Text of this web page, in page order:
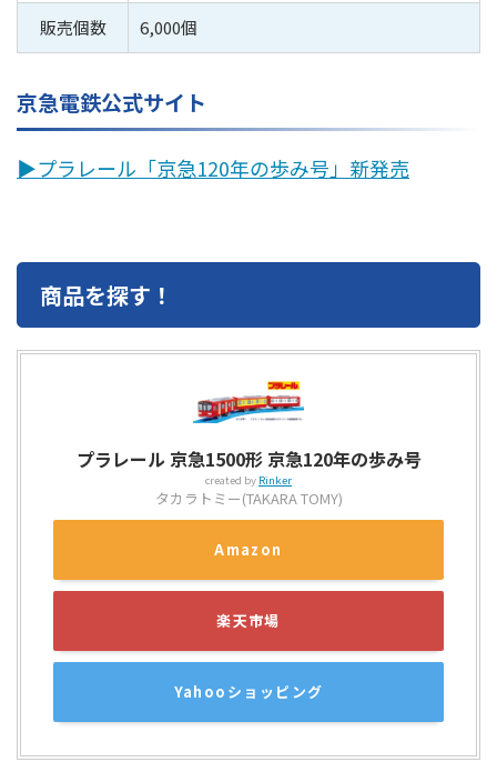
販売個数 6,000個
京急電鉄公式サイト
▶︎プラレール「京急120年の歩み号」新発売
商品を探す！
プラレール 京急1500形 京急120年の歩み号
created by Rinker
タカラトミー(TAKARA TOMY)
Amazon
楽天市場
Yahooショッピング